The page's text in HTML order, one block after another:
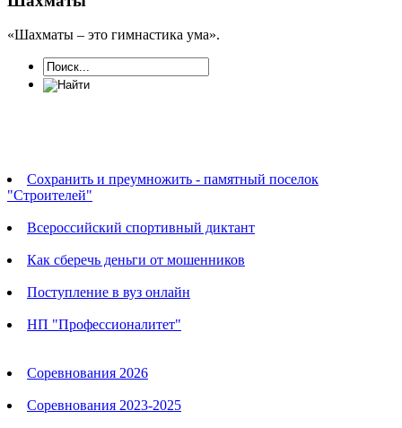
«Шахматы – это гимнастика ума».
Сохранить и преумножить - памятный поселок
"Строителей"
Всероссийский спортивный диктант
Как сберечь деньги от мошенников
Поступление в вуз онлайн
НП "Профессионалитет"
Соревнования 2026
Соревнования 2023-2025